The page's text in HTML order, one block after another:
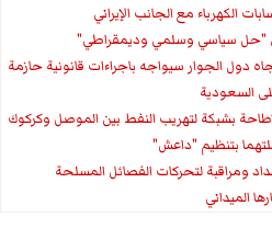
"حل سياسي وسلمي وديمقراطي"
دول الجوار سيواجه باجراءات قانونية حازمة
السعودية
بشبكة لتهريب النفط بين الموصل وكركوك
صلتهما بتنظيم "داعش"
ومراقبة لتحركات الفصائل المسلحة
الميداني